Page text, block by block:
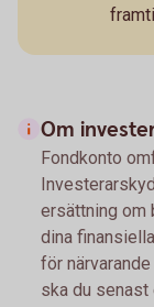
Om
Fondkonto
ersättning om
dina
för
ska du